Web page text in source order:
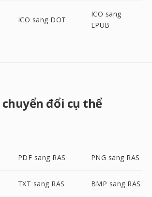
ICO sang DOT
ICO sang
EPUB
chuyển đổi cụ thể
PDF sang RAS PNG sang RAS
TXT sang RAS BMP sang RAS